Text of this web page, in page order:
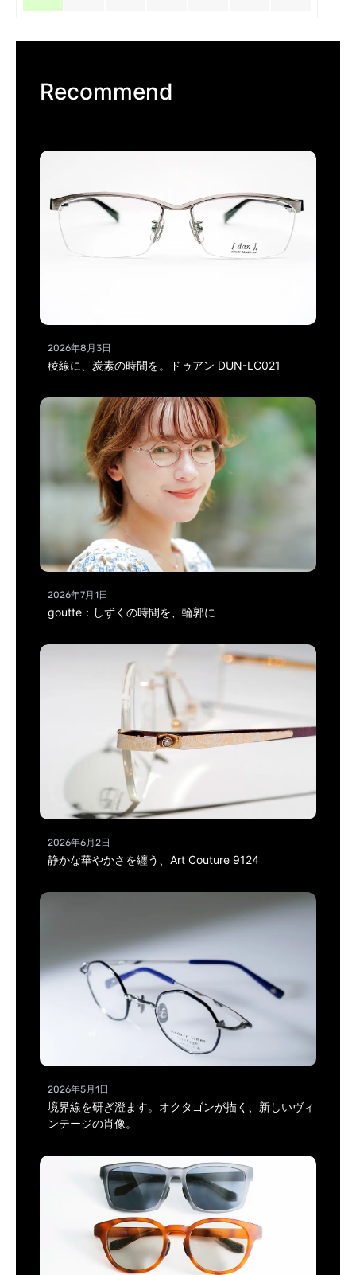
Recommend
2026年8月3日
稜線に、炭素の時間を。ドゥアン DUN-LC021
2026年7月1日
goutte：しずくの時間を、輪郭に
2026年6月2日
静かな華やかさを纏う、Art Couture 9124
2026年5月1日
境界線を研ぎ澄ます。オクタゴンが描く、新しいヴィ
ンテージの肖像。